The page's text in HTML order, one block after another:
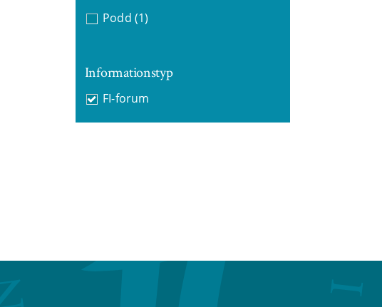
Podd (1)
Informationstyp
FI-forum